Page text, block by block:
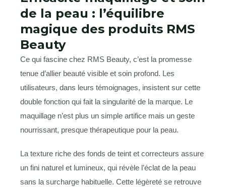
de la peau : l’équilibre
magique des produits RMS
Beauty
Ce qui fascine chez RMS Beauty, c’est la promesse
tenue d’allier beauté visible et soin profond. Les
utilisateurs, dans leurs témoignages, insistent sur cette
double fonction qui fait la singularité de la marque. Le
maquillage n’est plus un simple artifice mais un geste
nourrissant, presque thérapeutique pour la peau.
La texture riche des fonds de teint et correcteurs assure
un fini naturel et lumineux, qui révèle l’éclat de la peau
sans la surcharge habituelle. Cette légèreté se retrouve